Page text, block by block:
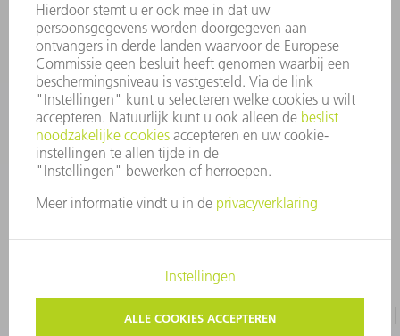
Algemene voorwaarden
CONTACT
+31 88 4002 400
Ma. - vr. 8.00 - 17.00 uur
onderdelen.tnl@de.trumpf.com
GEGEVENSBESCHERMING
COPYRIGHT EN LOGO